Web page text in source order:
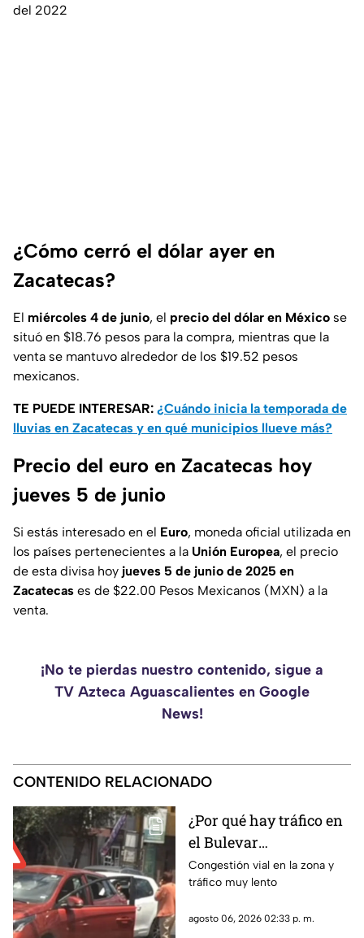
del 2022
¿Cómo cerró el dólar ayer en
Zacatecas?
El miércoles 4 de junio, el precio del dólar en México se
situó en $18.76 pesos para la compra, mientras que la
venta se mantuvo alrededor de los $19.52 pesos
mexicanos.
TE PUEDE INTERESAR: ¿Cuándo inicia la temporada de
lluvias en Zacatecas y en qué municipios llueve más?
Precio del euro en Zacatecas hoy
jueves 5 de junio
Si estás interesado en el Euro, moneda oficial utilizada en
los países pertenecientes a la Unión Europea, el precio
de esta divisa hoy jueves 5 de junio de 2025 en
Zacatecas es de $22.00 Pesos Mexicanos (MXN) a la
venta.
¡No te pierdas nuestro contenido, sigue a
TV Azteca Aguascalientes en Google
News!
CONTENIDO RELACIONADO
¿Por qué hay tráfico en
el Bulevar
Metropolitano?
Reportan percance vial
Zacatecas
Congestión vial en la zona y
tráfico muy lento
agosto 06, 2026 02:33 p. m.